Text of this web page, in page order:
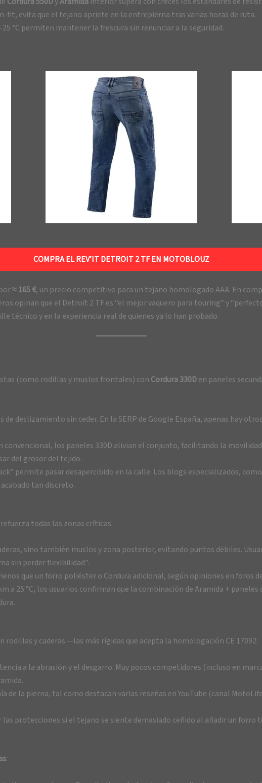
fit, evita que el tejano apriete en la entrepierna tras varias horas de ruta.
°C permiten mantener la frescura sin renunciar a la seguridad.
COMPRA EL REV’IT DETROIT 2 TF EN MOTOBLOUZ
≈ 165 €, un precio competitivo para un tejano homologado AAA. En
opinan que el Detroit 2 TF es “el mejor vaquero para touring” y
técnico y en la experiencia real de quienes ya lo han probado.
(como rodillas y muslos frontales) con Cordura 330Den paneles
de deslizamiento sin ceder. En la SERP de Google España, apenas hay
convencional, los paneles 330D alivian el conjunto, facilitando la
del grosor del tejido.
permite pasar desapercibido en la calle. Los blogs especializados,
tan discreto.
refuerza todas las zonas críticas:
sino también muslos y zona posterior, evitando puntos débiles.
sin perder flexibilidad”.
que un forro poliéster o Cordura adicional, según opiniones en foros
a 25 °C, los usuarios confirman que la combinación de Aramida +
rodillas y caderas —las más rígidas que acepta la homologación CE 17092:
a la abrasión y el desgarro. Muy pocos competidores (incluso en
de la pierna, tal como destacan varias reseñas en YouTube (canal
protecciones si el tejano se siente demasiado ceñido al añadir un forro
: